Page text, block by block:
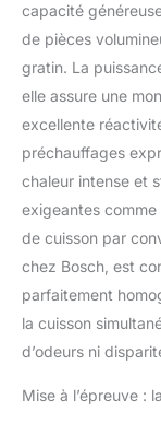
capacité
de pièces
gratin. La
elle assure une
excellente
préchauffages
chaleur intense et
exigeantes
de cuisson par
chez Bosch, est
parfaitement
la cuisson
d’odeurs ni
Mise à l’épreuve :